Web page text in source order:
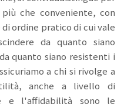
che conveniente, con
ordine pratico di cui vale
da quanto siano
quanto siano resistenti i
a chi si rivolge a
anche a livello di
e l'affidabilità sono le